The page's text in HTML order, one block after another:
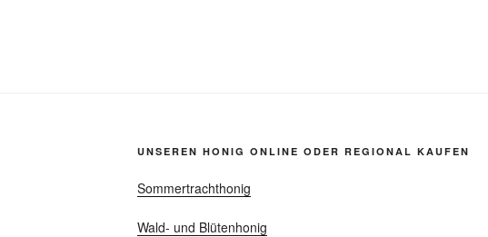
UNSEREN HONIG ONLINE ODER REGIONAL KAUFEN
Sommertrachthonig
Wald- und Blütenhonig